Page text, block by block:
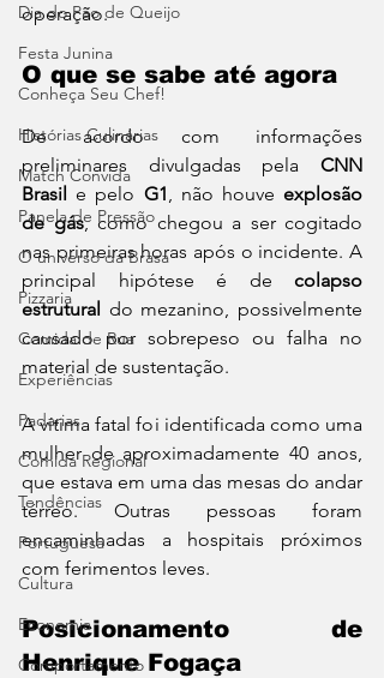
Dia do Pão de Queijo
Festa Junina
Conheça Seu Chef!
Histórias Culinárias
Match Convida
Panela de Pressão
O universo da Brasa
Pizzaria
Comida de Rua
Experiências
Padarias
Comida Regional
Tendências
Portuguesa
Cultura
Economia
Comportamento
operação.
O que se sabe até agora
De acordo com informações
preliminares divulgadas pela CNN
Brasil e pelo G1, não houve explosão
de gás, como chegou a ser cogitado
nas primeiras horas após o incidente. A
principal hipótese é de colapso
estrutural do mezanino, possivelmente
causado por sobrepeso ou falha no
material de sustentação.
A vítima fatal foi identificada como uma
mulher de aproximadamente 40 anos,
que estava em uma das mesas do andar
térreo. Outras pessoas foram
encaminhadas a hospitais próximos
com ferimentos leves.
Posicionamento de
Henrique Fogaça